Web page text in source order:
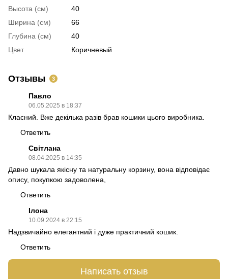
Высота (см)
40
Ширина (см)
66
Глубина (см)
40
Цвет
Коричневый
Отзывы 3
Павло
06.05.2025 в 18:37
Класний. Вже декілька разів брав кошики цього виробника.
Ответить
Світлана
08.04.2025 в 14:35
Давно шукала якісну та натуральну корзину, вона відповідає
опису, покупкою задоволена,
Ответить
Ілона
10.09.2024 в 22:15
Надзвичайно елегантний і дуже практичний кошик.
Ответить
Написать отзыв